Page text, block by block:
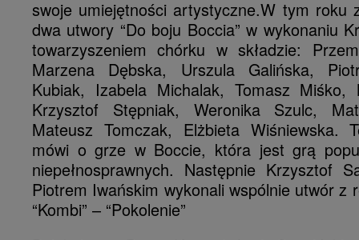
swoje umiejętności artystyczne.W tym roku
dwa utwory “Do boju Boccia” w wykonaniu
towarzyszeniem chórku w składzie:
Marzena Dębska, Urszula Galińska,
Kubiak, Izabela Michalak, Tomasz Miśko,
Krzysztof Stępniak, Weronika Szulc,
Mateusz Tomczak, Elżbieta Wiśniewska.
mówi o grze w Boccie, która jest grą
niepełnosprawnych. Następnie Krzysztof
Piotrem Iwańskim wykonali wspólnie utwór z
“Kombi” – “Pokolenie”